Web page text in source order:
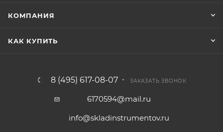
КОМПАНИЯ
КАК КУПИТЬ
8 (495) 617-08-07 ЗАКАЗАТЬ ЗВОНОК
6170594@mail.ru
info@skladinstrumentov.ru